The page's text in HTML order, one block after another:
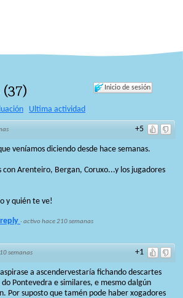
Inicio de sesión
(37)
Ultima actividad
+5
veníamos diciendo desde hace semanas.
con Arenteiro, Bergan, Coruxo...y los jugadores
y quién te ve!
·activo hace 210 semanas
+1
semanas
a ascendervestaría fichando descartes
Pontevedra e similares, e mesmo dalgún
Por suposto que tamén pode haber xogadores